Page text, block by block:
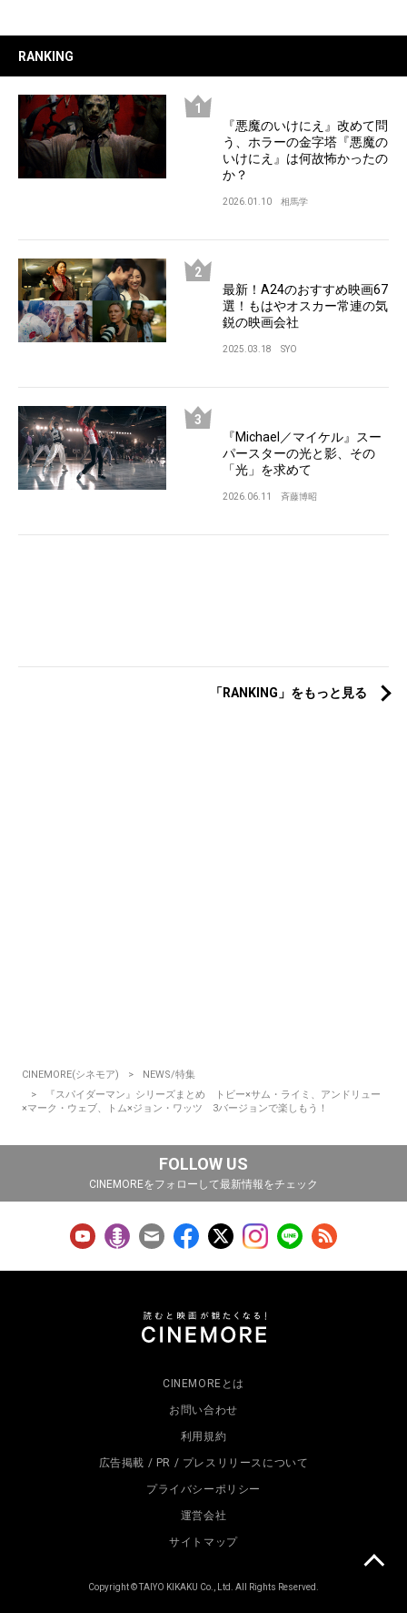
RANKING
『悪魔のいけにえ』改めて問
う、ホラーの金字塔『悪魔の
いけにえ』は何故怖かったの
か？
2026.01.10 相馬学
最新！A24のおすすめ映画67
選！もはやオスカー常連の気
鋭の映画会社
2025.03.18 SYO
『Michael／マイケル』スー
パースターの光と影、その
「光」を求めて
2026.06.11 斉藤博昭
「RANKING」をもっと見る
CINEMORE(シネモア)
NEWS/特集
『スパイダーマン』シリーズまとめ トビー×サム・ライミ、アンドリュー
×マーク・ウェブ、トム×ジョン・ワッツ 3バージョンで楽しもう！
FOLLOW US
CINEMOREをフォローして最新情報をチェック
CINEMOREとは
お問い合わせ
利用規約
広告掲載 / PR / プレスリリースについて
プライバシーポリシー
運営会社
サイトマップ
Copyright © TAIYO KIKAKU Co., Ltd. All Rights Reserved.